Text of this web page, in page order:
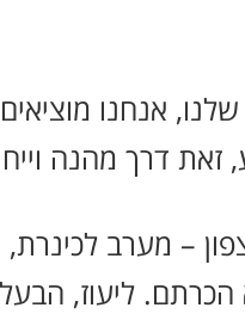
אנחנו
זאת דרך מהנה
– מערב
ליעוז,